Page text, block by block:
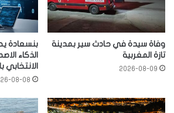
وفاة سيدة في حادث سير بمدينة
تازة المغربية
2026-08-09
بنسعادة
الذكاء
الانتخابي
08-08